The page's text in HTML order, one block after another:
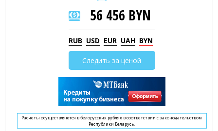
56 456 BYN
RUB USD EUR UAH BYN
Следить за ценой
Расчеты осуществляются в белорусских рублях в соответствии с законодательством
Республики Беларусь.